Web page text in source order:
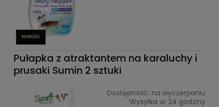
NOWOŚĆ
Pułapka z atraktantem na karaluchy i
prusaki Sumin 2 sztuki
Dostępność: na wyczerpaniu
Wysyłka w: 24 godziny